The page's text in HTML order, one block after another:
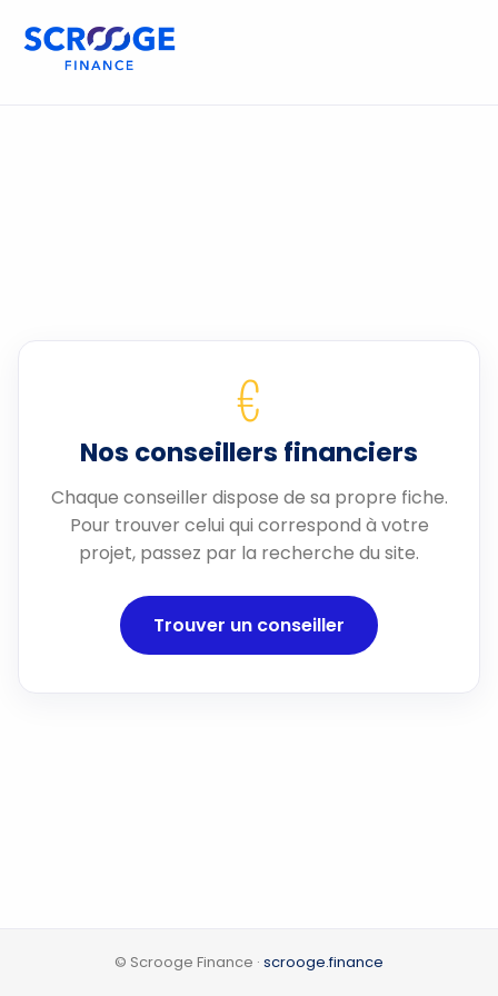
€
Nos conseillers financiers
Chaque conseiller dispose de sa propre fiche.
Pour trouver celui qui correspond à votre
projet, passez par la recherche du site.
Trouver un conseiller
© Scrooge Finance · scrooge.finance